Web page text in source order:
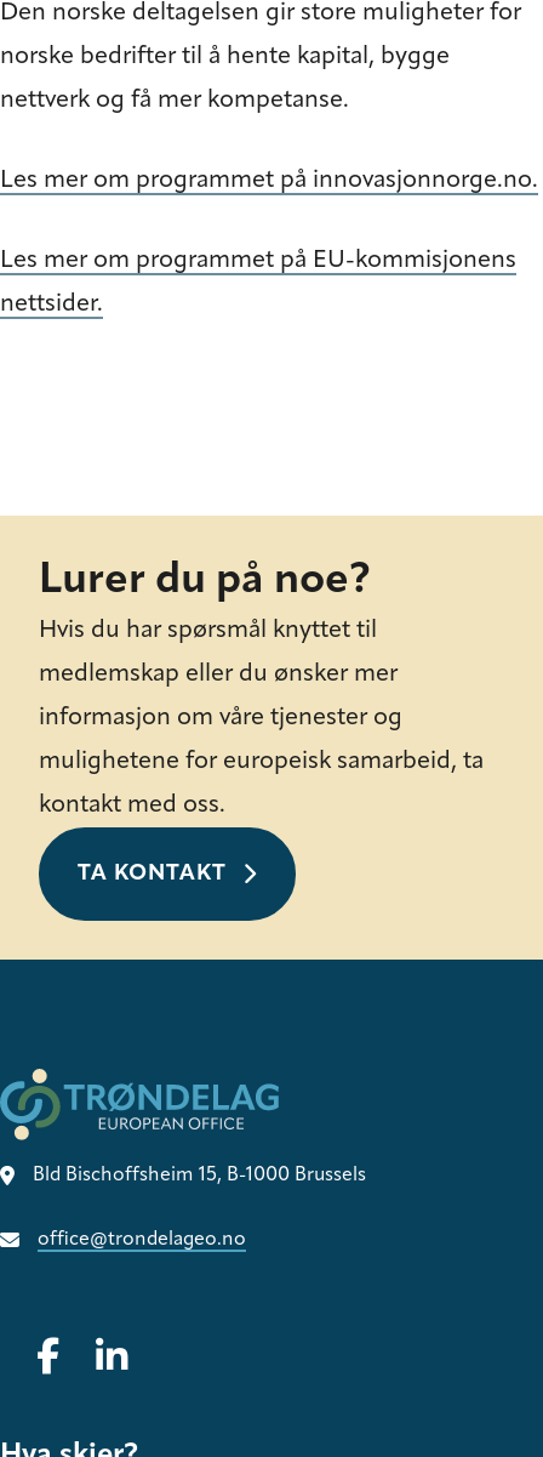
Den norske deltagelsen gir store muligheter for
norske bedrifter til å hente kapital, bygge
nettverk og få mer kompetanse.
Les mer om programmet på innovasjonnorge.no.
Les mer om programmet på EU-kommisjonens
nettsider.
Lurer du på noe?
Hvis du har spørsmål knyttet til
medlemskap eller du ønsker mer
informasjon om våre tjenester og
mulighetene for europeisk samarbeid, ta
kontakt med oss.
TA KONTAKT
Bld Bischoffsheim 15, B-1000 Brussels
office@trondelageo.no
Gå til vår Facebook
Gå til vår LinkedIn